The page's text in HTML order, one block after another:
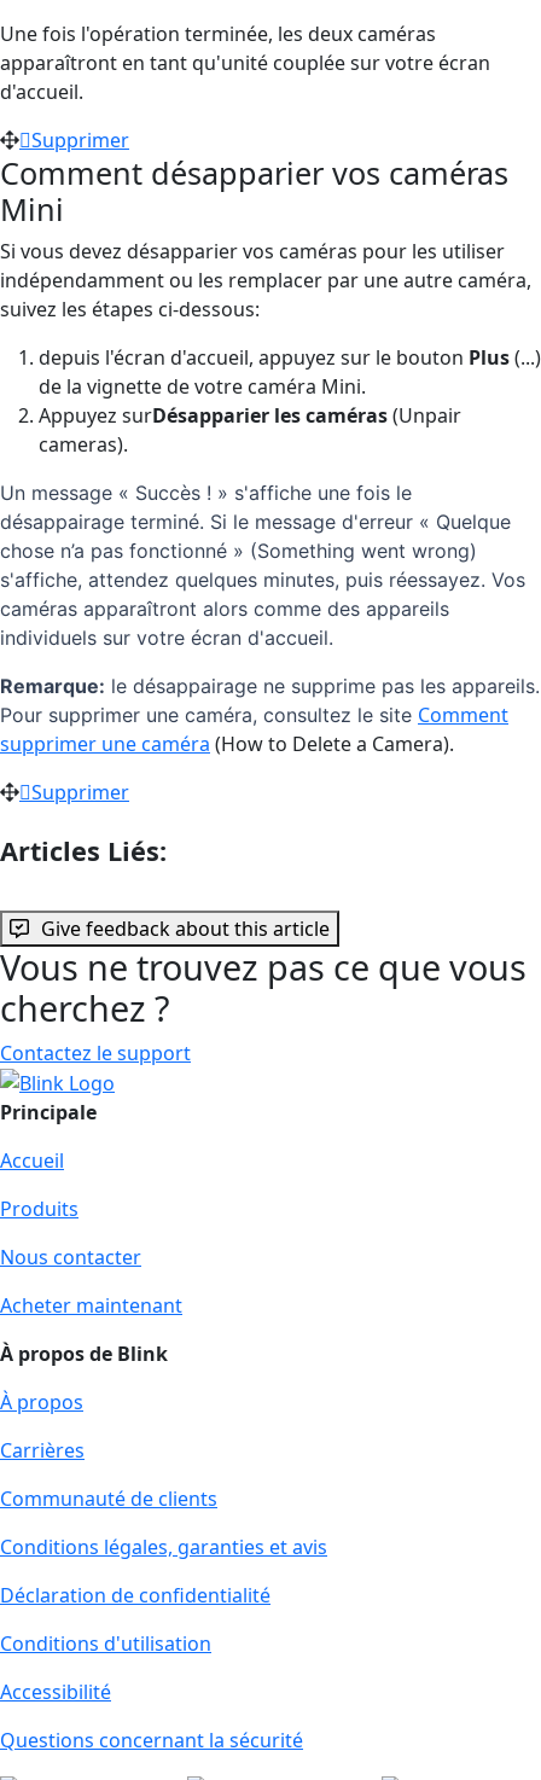
Une fois l'opération terminée, les deux caméras
apparaîtront en tant qu'unité couplée sur votre écran
d'accueil.
Supprimer
Comment désapparier vos caméras
Mini
Si vous devez désapparier vos caméras pour les utiliser
indépendamment ou les remplacer par une autre caméra,
suivez les étapes ci-dessous:
depuis l'écran d'accueil, appuyez sur le bouton Plus(...)
de la vignette de votre caméra Mini.
Appuyez surDésapparier les caméras(Unpair
cameras).
Un message « Succès ! » s'affiche une fois le
désappairage terminé. Si le message d'erreur « Quelque
chose n’a pas fonctionné » (Something went wrong)
s'affiche, attendez quelques minutes, puis réessayez. Vos
caméras apparaîtront alors comme des appareils
individuels sur votre écran d'accueil.
Remarque: le désappairage ne supprime pas les appareils.
Pour supprimer une caméra, consultez le site Comment
supprimer une caméra (How to Delete a Camera).
Supprimer
Articles Liés:
Give feedback about this article
Vous ne trouvez pas ce que vous
cherchez ?
Contactez le support
Principale
Accueil
Produits
Nous contacter
Acheter maintenant
À propos de Blink
À propos
Carrières
Communauté de clients
Conditions légales, garanties et avis
Déclaration de confidentialité
Conditions d'utilisation
Accessibilité
Questions concernant la sécurité